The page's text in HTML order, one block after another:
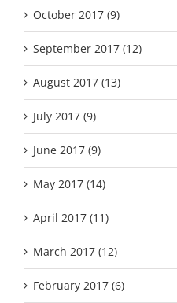
October 2017 (9)
September 2017 (12)
August 2017 (13)
July 2017 (9)
June 2017 (9)
May 2017 (14)
April 2017 (11)
March 2017 (12)
February 2017 (6)